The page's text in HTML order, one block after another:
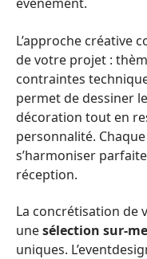
L’approche créative
de votre projet :
contraintes
permet de dessiner
décoration tout en
personnalité.
s’harmoniser
réception.
La concrétisation de
unesélection sur-
uniques.